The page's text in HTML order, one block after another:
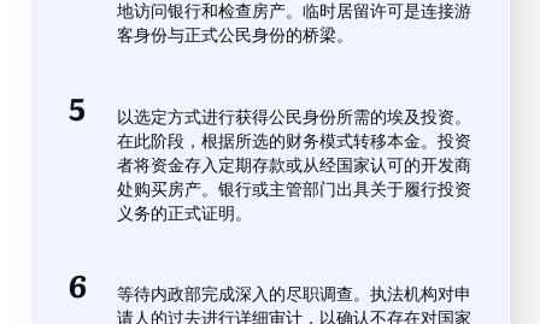
地访问银行和检查房产。临时居留许可是连接游
客身份与正式公民身份的桥梁。
以选定方式进行获得公民身份所需的埃及投资。
在此阶段，根据所选的财务模式转移本金。投资
者将资金存入定期存款或从经国家认可的开发商
处购买房产。银行或主管部门出具关于履行投资
义务的正式证明。
等待内政部完成深入的尽职调查。执法机构对申
请人的过去进行详细审计，以确认不存在对国家